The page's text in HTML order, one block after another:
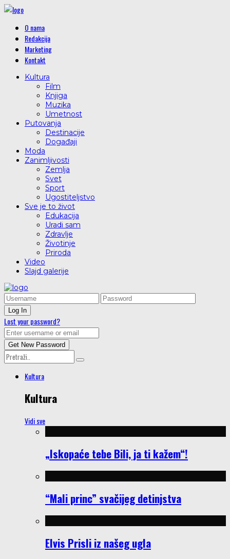
O nama
Redakcija
Marketing
Kontakt
Kultura
Film
Knjiga
Muzika
Umetnost
Putovanja
Destinacije
Događaji
Moda
Zanimljivosti
Zemlja
Svet
Sport
Ugostiteljstvo
Sve je to život
Edukacija
Uradi sam
Zdravlje
Životinje
Priroda
Video
Slajd galerije
Lost your password?
Kultura
Kultura
Vidi sve
„Iskopaće tebe Bili, ja ti kažem“!
“Mali princ” svačijeg detinjstva
Elvis Prisli iz našeg ugla